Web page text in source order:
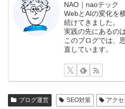
NAO｜naoテック
WebとAIの変化を
続けてきました。
実践の先にあるの
このブログでは、
直しています。
ブログ運営 SEO対策 アク